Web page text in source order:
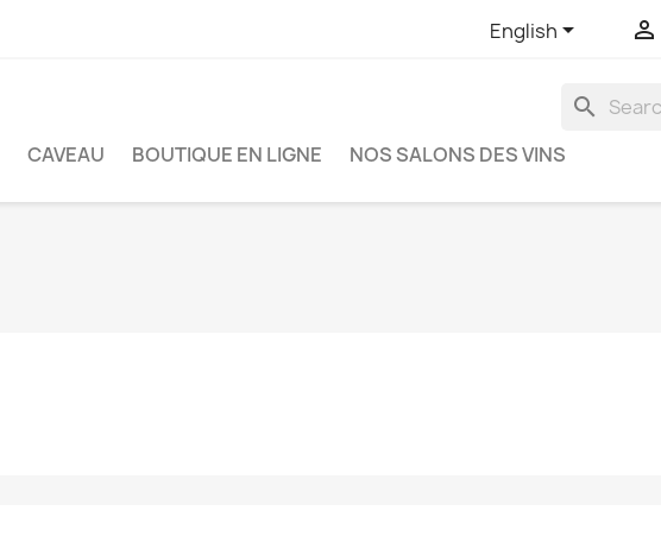
English 
search
CAVEAU BOUTIQUE EN LIGNE NOS SALONS DES VINS